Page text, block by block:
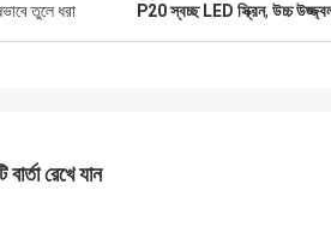
তুলে ধরা P20 স্বচ্ছ LED স্ক্রিন, উচ্চ
বার্তা রেখে যান